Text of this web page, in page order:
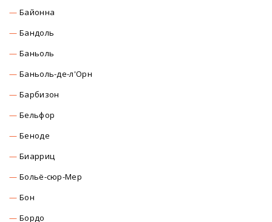
Байонна
Бандоль
Баньоль
Баньоль-де-л'Орн
Барбизон
Бельфор
Беноде
Биарриц
Больё-сюр-Мер
Бон
Бордо